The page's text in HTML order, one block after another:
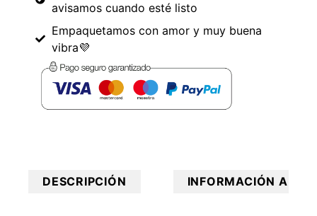
avisamos cuando esté listo
Empaquetamos con amor y muy buena
vibra💜
DESCRIPCIÓN INFORMACIÓN